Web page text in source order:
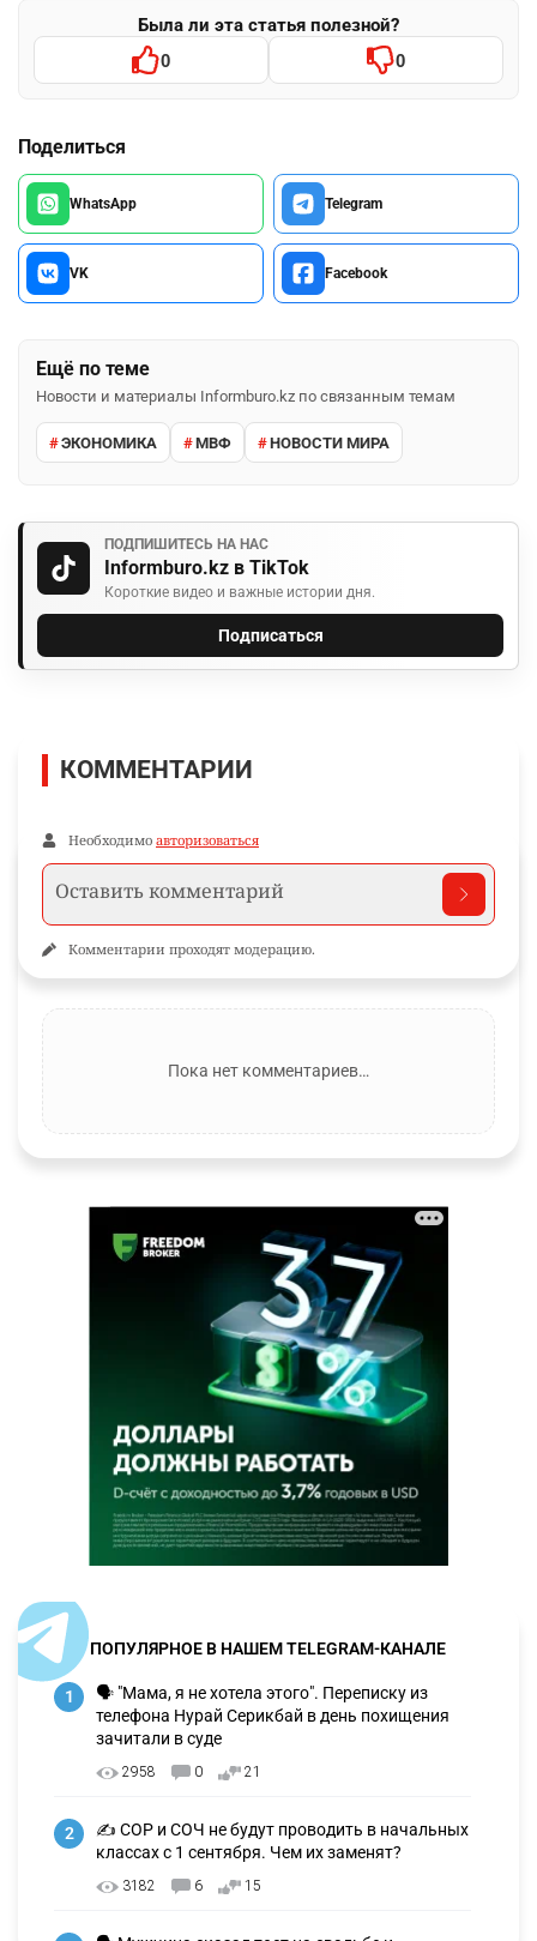
Была ли эта статья полезной?
0 0
Поделиться
WhatsApp Telegram
VK Facebook
Ещё по теме
Новости и материалы Informburo.kz по связанным темам
ЭКОНОМИКА МВФ НОВОСТИ МИРА
ПОДПИШИТЕСЬ НА НАС
Informburo.kz в TikTok
Короткие видео и важные истории дня.
Подписаться
КОММЕНТАРИИ
Необходимо авторизоваться
Комментарии проходят модерацию.
Пока нет комментариев…
ПОПУЛЯРНОЕ В НАШЕМ TELEGRAM-КАНАЛЕ
1
🗣 "Мама, я не хотела этого". Переписку из
телефона Нурай Серикбай в день похищения
зачитали в суде
2958 0 21
2
✍️ СОР и СОЧ не будут проводить в начальных
классах с 1 сентября. Чем их заменят?
3182 6 15